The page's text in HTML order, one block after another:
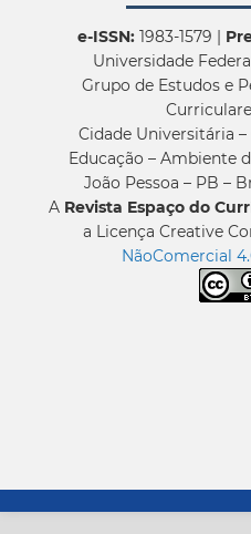
e-ISSN:1983-1579 |
Universidade
Grupo de Estudos e
Cidade Universitária
Educação – Ambiente
João Pessoa – PB –
A Revista Espaço do
a Licença Creative
NãoComercial